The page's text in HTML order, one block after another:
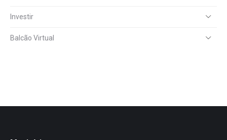
Investir
Balcão Virtual